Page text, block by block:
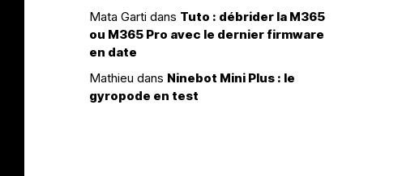
Mata Garti dans Tuto : débrider la M365
ou M365 Pro avec le dernier firmware
en date
Mathieu dans Ninebot Mini Plus : le
gyropode en test